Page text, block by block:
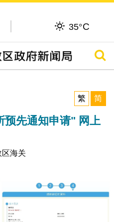
35°C
搜寻
繁
简
预先通知申请" 网上
海关